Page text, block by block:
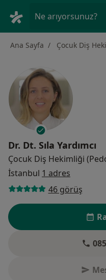
Ne arıyorsunuz?
Ana Sayfa Çocuk Diş
Dr. Dt. Sıla Yardımcı
Çocuk Diş Hekimliği
İstanbul 1 adres
46 görüş